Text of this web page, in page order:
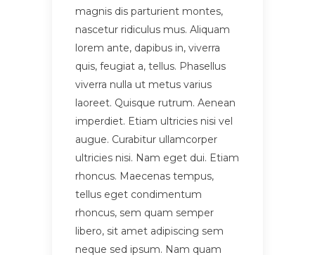
magnis dis parturient montes,
nascetur ridiculus mus. Aliquam
lorem ante, dapibus in, viverra
quis, feugiat a, tellus. Phasellus
viverra nulla ut metus varius
laoreet. Quisque rutrum. Aenean
imperdiet. Etiam ultricies nisi vel
augue. Curabitur ullamcorper
ultricies nisi. Nam eget dui. Etiam
rhoncus. Maecenas tempus,
tellus eget condimentum
rhoncus, sem quam semper
libero, sit amet adipiscing sem
neque sed ipsum. Nam quam